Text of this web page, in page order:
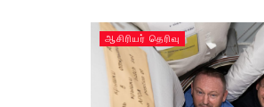
ஆசிரியர் தெரிவு